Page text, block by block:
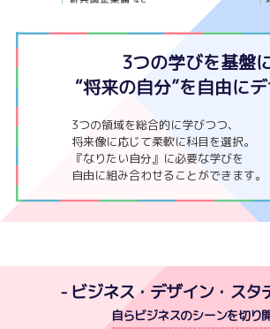
3つの学びを基盤
“将来の自分”を自由に
3つの領域を総合的に学びつつ、
将来像に応じて柔軟に科目を選択。
『なりたい自分』に必要な学びを
自由に組み合わせることができます。
- ビジネス・デザイン・スタ
自らビジネスのシーンを切り